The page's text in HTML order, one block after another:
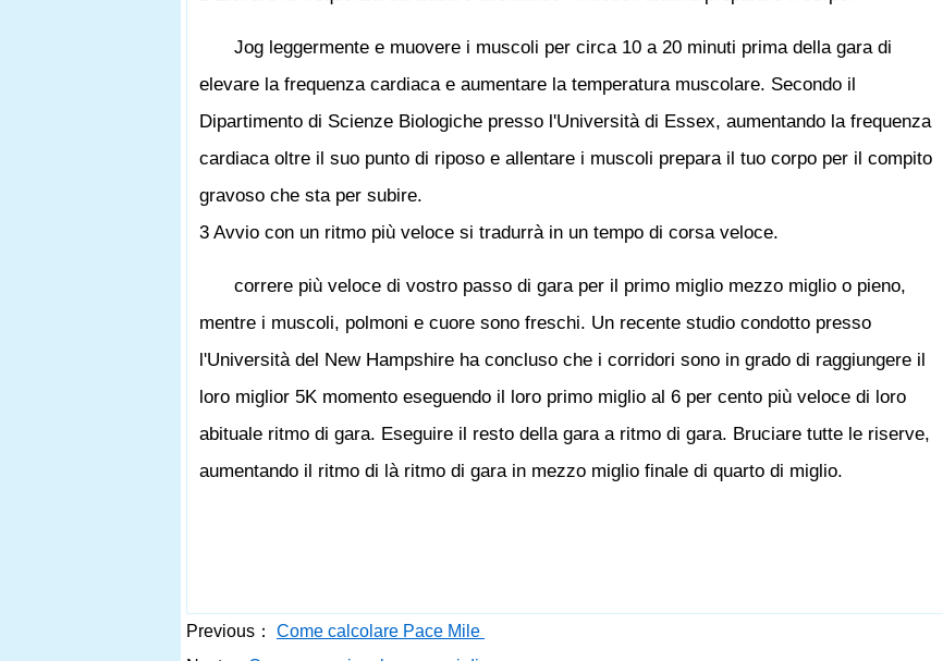
Jog leggermente e muovere i muscoli per circa 10 a 20 minuti prima della gara di
elevare la frequenza cardiaca e aumentare la temperatura muscolare. Secondo il
Dipartimento di Scienze Biologiche presso l'Università di Essex, aumentando la frequenza
cardiaca oltre il suo punto di riposo e allentare i muscoli prepara il tuo corpo per il compito
gravoso che sta per subire.
3 Avvio con un ritmo più veloce si tradurrà in un tempo di corsa veloce.
correre più veloce di vostro passo di gara per il primo miglio mezzo miglio o pieno,
mentre i muscoli, polmoni e cuore sono freschi. Un recente studio condotto presso
l'Università del New Hampshire ha concluso che i corridori sono in grado di raggiungere il
loro miglior 5K momento eseguendo il loro primo miglio al 6 per cento più veloce di loro
abituale ritmo di gara. Eseguire il resto della gara a ritmo di gara. Bruciare tutte le riserve,
aumentando il ritmo di là ritmo di gara in mezzo miglio finale di quarto di miglio.
Previous：
Come calcolare Pace Mile